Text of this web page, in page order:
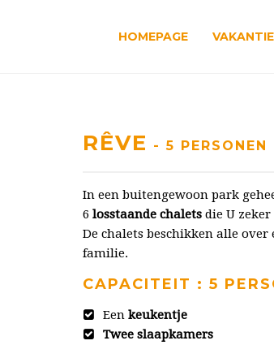
HOMEPAGE
RÊVE - 5 PERSONEN
In een buitengewoon park
6 losstaande chalets die U
De chalets beschikken alle over
familie.
CAPACITEIT : 5
Een keukentje
Twee slaapkamers